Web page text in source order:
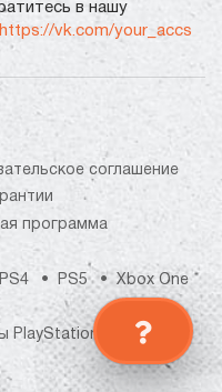
в нашу
https://vk.com/your_accs
соглашение
программа
PS4 PS5
Xbox One
PlayStation